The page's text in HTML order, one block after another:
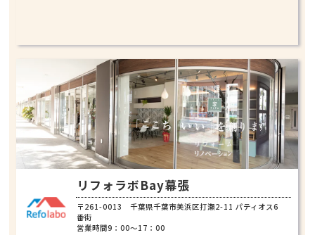
リフォラボBay幕張
〒261-0013 千葉県千葉市美浜区打瀬2-11 パティオス6
番街
営業時間9：00～17：00